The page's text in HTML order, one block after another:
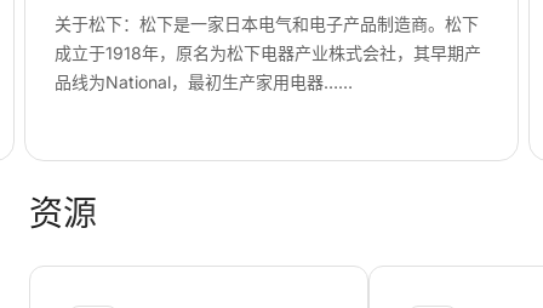
关于松下：松下是一家日本电气和电子产品制造商。松下
成立于1918年，原名为松下电器产业株式会社，其早期产
品线为National，最初生产家用电器……
资源